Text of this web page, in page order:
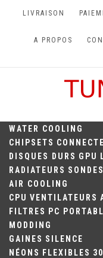
LIVRAISON
A PROPOS
WATER COOLING
CHIPSETS
DISQUES DURS GPU
RADIATEURS SONDES
AIR COOLING
CPU VENTILATEURS
FILTRES
PC
MODDING
GAINES SILENCE
NÉONS
FLEXIBLES